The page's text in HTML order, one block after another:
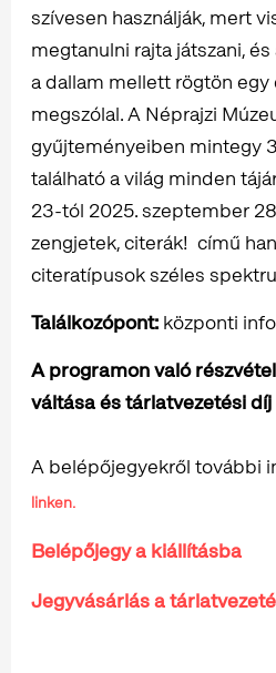
szívesen használják, mert
megtanulni rajta játszani,
a dallam mellett rögtön egy
megszólal. A Néprajzi
gyűjteményeiben mintegy
található a világ minden
23-tól 2025. szeptember
zengjetek, citerák! című
citeratípusok széles
Találkozópont: központi
A programon való
váltása és tárlatvezetési díj
A belépőjegyekről további
linken.
Belépőjegy a kiállításba
Jegyvásárlás a